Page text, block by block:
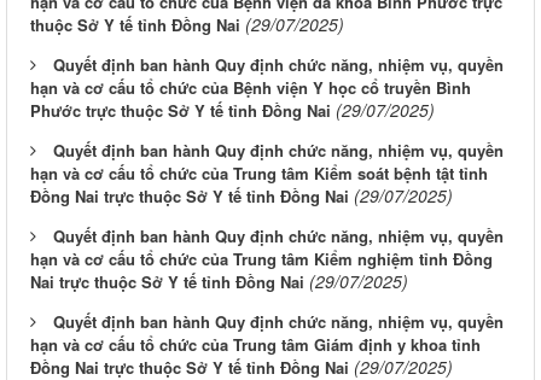
thuộc Sở Y tế tỉnh Đồng Nai (29/07/2025)
Quyết định ban hành Quy định chức năng, nhiệm vụ, quyền
hạn và cơ cấu tổ chức của Bệnh viện Y học cổ truyền Bình
Phước trực thuộc Sở Y tế tỉnh Đồng Nai (29/07/2025)
Quyết định ban hành Quy định chức năng, nhiệm vụ, quyền
hạn và cơ cấu tổ chức của Trung tâm Kiểm soát bệnh tật tỉnh
Đồng Nai trực thuộc Sở Y tế tỉnh Đồng Nai (29/07/2025)
Quyết định ban hành Quy định chức năng, nhiệm vụ, quyền
hạn và cơ cấu tổ chức của Trung tâm Kiểm nghiệm tỉnh Đồng
Nai trực thuộc Sở Y tế tỉnh Đồng Nai (29/07/2025)
Quyết định ban hành Quy định chức năng, nhiệm vụ, quyền
hạn và cơ cấu tổ chức của Trung tâm Giám định y khoa tỉnh
Đồng Nai trực thuộc Sở Y tế tỉnh Đồng Nai (29/07/2025)